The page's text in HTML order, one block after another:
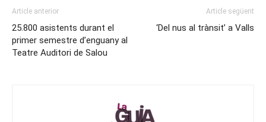
Article anterior
25.800 asistents durant el
primer semestre d’enguany al
Teatre Auditori de Salou
Article següent
‘Del nus al trànsit’ a Valls